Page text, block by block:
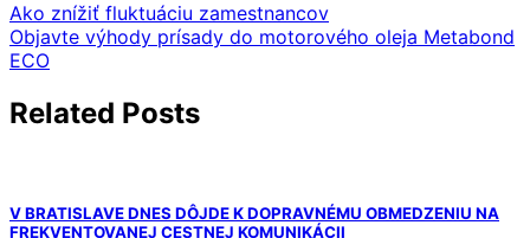
Ako znížiť fluktuáciu zamestnancov
Objavte výhody prísady do motorového oleja Metabond
ECO
Related Posts
V BRATISLAVE DNES DÔJDE K DOPRAVNÉMU OBMEDZENIU NA
FREKVENTOVANEJ CESTNEJ KOMUNIKÁCII